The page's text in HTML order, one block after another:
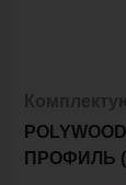
ПРОФИЛЬ